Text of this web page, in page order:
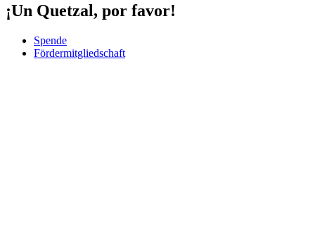
¡Un Quetzal, por favor!
Spende
Fördermitgliedschaft